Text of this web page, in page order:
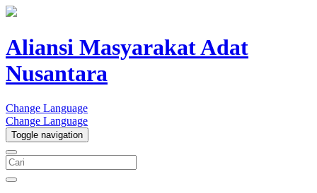
Aliansi Masyarakat Adat
Nusantara
Change Language
Change Language
Toggle navigation